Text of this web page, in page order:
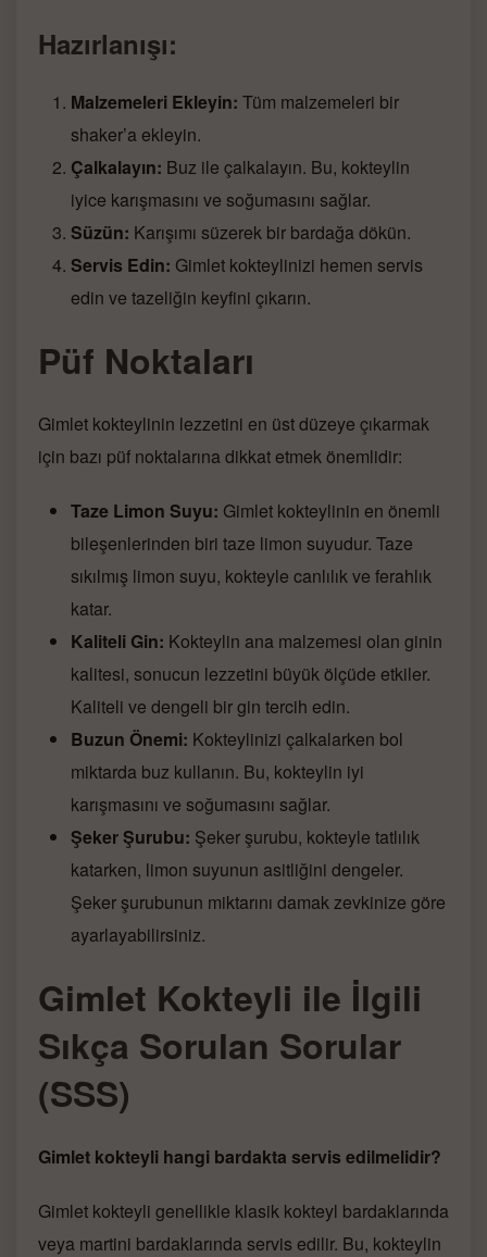
Hazırlanışı:
Malzemeleri Ekleyin: Tüm malzemeleri bir
shaker’a ekleyin.
Çalkalayın: Buz ile çalkalayın. Bu, kokteylin
iyice karışmasını ve soğumasını sağlar.
Süzün: Karışımı süzerek bir bardağa dökün.
Servis Edin: Gimlet kokteylinizi hemen servis
edin ve tazeliğin keyfini çıkarın.
Püf Noktaları
Gimlet kokteylinin lezzetini en üst düzeye çıkarmak
için bazı püf noktalarına dikkat etmek önemlidir:
Taze Limon Suyu: Gimlet kokteylinin en önemli
bileşenlerinden biri taze limon suyudur. Taze
sıkılmış limon suyu, kokteyle canlılık ve ferahlık
katar.
Kaliteli Gin: Kokteylin ana malzemesi olan ginin
kalitesi, sonucun lezzetini büyük ölçüde etkiler.
Kaliteli ve dengeli bir gin tercih edin.
Buzun Önemi: Kokteylinizi çalkalarken bol
miktarda buz kullanın. Bu, kokteylin iyi
karışmasını ve soğumasını sağlar.
Şeker Şurubu: Şeker şurubu, kokteyle tatlılık
katarken, limon suyunun asitliğini dengeler.
Şeker şurubunun miktarını damak zevkinize göre
ayarlayabilirsiniz.
Gimlet Kokteyli ile İlgili
Sıkça Sorulan Sorular
(SSS)
Gimlet kokteyli hangi bardakta servis edilmelidir?
Gimlet kokteyli genellikle klasik kokteyl bardaklarında
veya martini bardaklarında servis edilir. Bu, kokteylin